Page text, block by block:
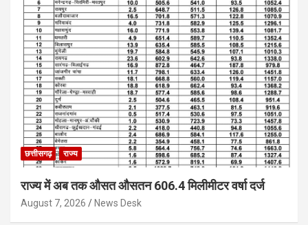
छत्तीसगढ़ राज्य
राज्य में अब तक औसत औसतन 606.4 मिलीमीटर वर्षा दर्ज
August 7, 2026 News Desk